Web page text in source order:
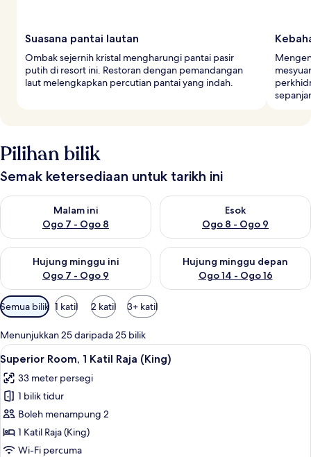
Suasana pantai lautan
Ombak sejernih kristal mengharungi pantai pasir
putih di resort ini. Restoran dengan pemandangan
laut melengkapkan percutian pantai yang indah.
Pilihan bilik
Semak ketersediaan untuk tarikh ini
Malam ini
Ogo 7 - Ogo 8
Semak ketersediaan untuk malam ini Ogo 7 - Ogo 8
Esok
Ogo 8 - Ogo 9
Semak ketersediaan untuk
Hujung minggu ini
Ogo 7 - Ogo 9
Semak ketersediaan untuk hujung minggu ini Ogo 7 - Ogo 9
Hujung minggu depan
Ogo 14 - Ogo 16
Semak ketersediaan untuk
Penapis
yang
tersedia
untuk
bilik
Semua bilik 1 katil 2 katil 3+ katil
Menunjukkan 25 daripada 25 bilik
Lihat
semua
foto
untuk
Superior
Room,
1
Superior Room, 1 Katil Raja (King) |
4
Superior Room, 1 Katil Raja (King)
33 meter persegi
1 bilik tidur
Boleh menampung 2
1 Katil Raja (King)
Wi-Fi percuma